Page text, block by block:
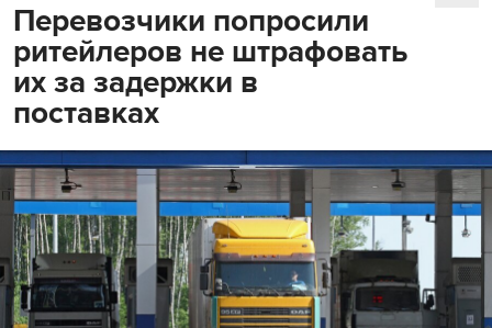
Перевозчики попросили
ритейлеров не штрафовать
их за задержки в
поставках